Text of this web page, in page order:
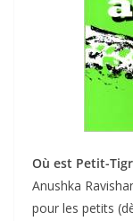
Où est Petit-
Anushka
pour les petits